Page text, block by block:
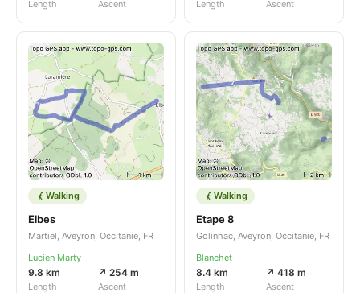
Length Ascent Length Ascent
Walking
Elbes
Martiel, Aveyron, Occitanie, FR
Lucien Marty
9.8 km
Length
↗ 254 m
Ascent
Walking
Etape 8
Golinhac, Aveyron, Occitanie, FR
Blanchet
8.4 km
Length
↗ 418 m
Ascent